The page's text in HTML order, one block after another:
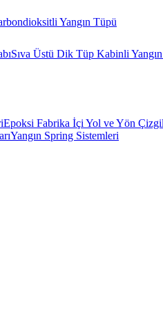
Yangın Tüpü
Sıva Üstü Dik Tüp Kabinli
Epoksi Fabrika İçi Yol ve Yön
Yangın Spring Sistemleri